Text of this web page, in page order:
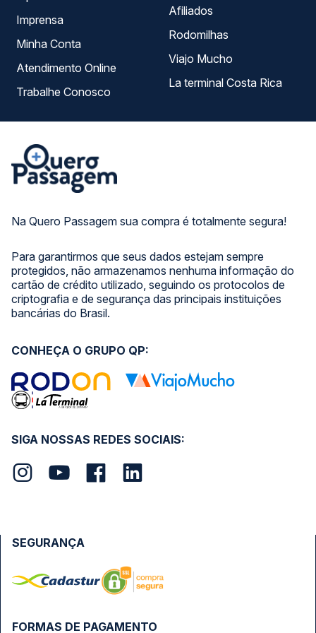
Na Quero Passagem sua compra é totalmente segura!
Para garantirmos que seus dados estejam sempre
protegidos, não armazenamos nenhuma informação do
cartão de crédito utilizado, seguindo os protocolos de
criptografia e de segurança das principais instituições
bancárias do Brasil.
Imprensa
Minha Conta
Atendimento Online
Trabalhe Conosco
Afiliados
Rodomilhas
Viajo Mucho
La terminal Costa Rica
SIGA NOSSAS REDES SOCIAIS:
CONHEÇA O GRUPO QP:
FORMAS DE PAGAMENTO
SEGURANÇA